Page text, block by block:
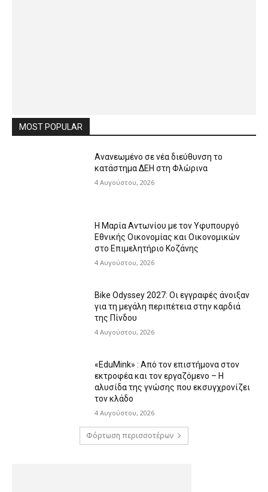
MOST POPULAR
Ανανεωμένο σε νέα διεύθυνση το
κατάστημα ΔΕΗ στη Φλώρινα
4 Αυγούστου, 2026
Η Μαρία Αντωνίου με τον Υφυπουργό
Εθνικής Οικονομίας και Οικονομικών
στο Επιμελητήριο Κοζάνης
4 Αυγούστου, 2026
Bike Odyssey 2027: Οι εγγραφές άνοιξαν
για τη μεγάλη περιπέτεια στην καρδιά
της Πίνδου
4 Αυγούστου, 2026
«EduMink» : Από τον επιστήμονα στον
εκτροφέα και τον εργαζόμενο – Η
αλυσίδα της γνώσης που εκσυγχρονίζει
τον κλάδο
4 Αυγούστου, 2026
Φόρτωση περισσοτέρων